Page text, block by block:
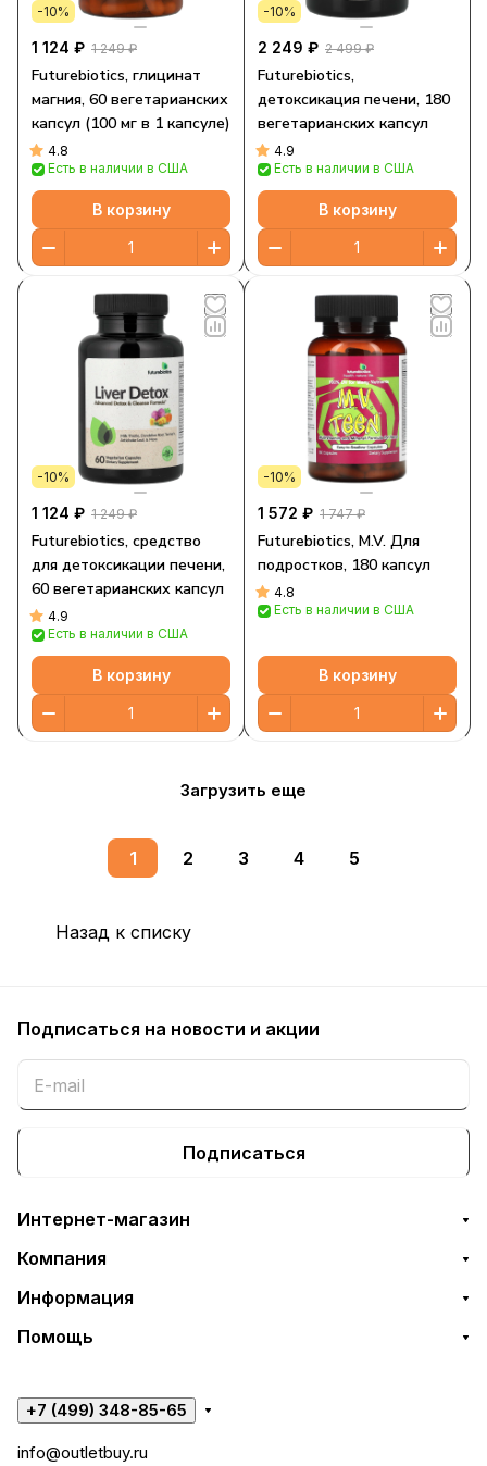
-10%
1 124 ₽ 1 249 ₽
Futurebiotics, глицинат
магния, 60 вегетарианских
капсул (100 мг в 1 капсуле)
4.8
Есть в наличии в США
В корзину
-10%
2 249 ₽ 2 499 ₽
Futurebiotics,
детоксикация печени, 180
вегетарианских капсул
4.9
Есть в наличии в США
В корзину
-10%
1 124 ₽ 1 249 ₽
Futurebiotics, средство
для детоксикации печени,
60 вегетарианских капсул
4.9
Есть в наличии в США
В корзину
-10%
1 572 ₽ 1 747 ₽
Futurebiotics, M.V. Для
подростков, 180 капсул
4.8
Есть в наличии в США
В корзину
Загрузить еще
1 2 3 4 5
Назад к списку
Подписаться на новости и акции
Подписаться
Интернет-магазин
Компания
Информация
Помощь
+7 (499) 348-85-65
info@outletbuy.ru